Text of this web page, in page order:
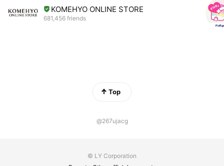
KOMEHYO ONLINE STORE
681,456 friends
Top
@267ujacg
© LY Corporation